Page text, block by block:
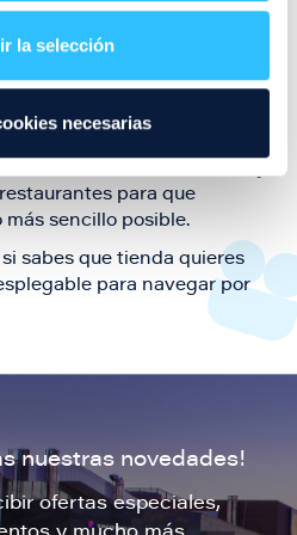
la selección
necesarias
de ocio y shopping durante
de Puerto Venecia
para que
sencillo posible.
sabes que tienda quieres
para navegar por
nuestras novedades!
ofertas especiales,